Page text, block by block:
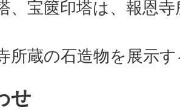
、宝篋印塔は、報恩
所蔵の石造物を展示
せ